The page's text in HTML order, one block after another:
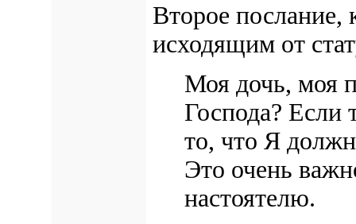
Второе послание,
исходящим от
Моя дочь, моя
Господа?
то, что Я
Это очень
настоятелю.